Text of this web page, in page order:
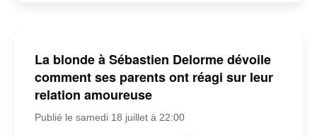
La blonde à Sébastien Delorme dévoile
comment ses parents ont réagi sur leur
relation amoureuse
Publié le samedi 18 juillet à 22:00